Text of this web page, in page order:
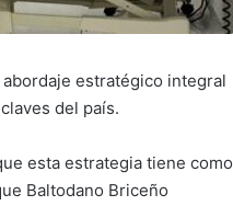
estratégico integral
del país.
esta estrategia tiene como
Baltodano Briceño